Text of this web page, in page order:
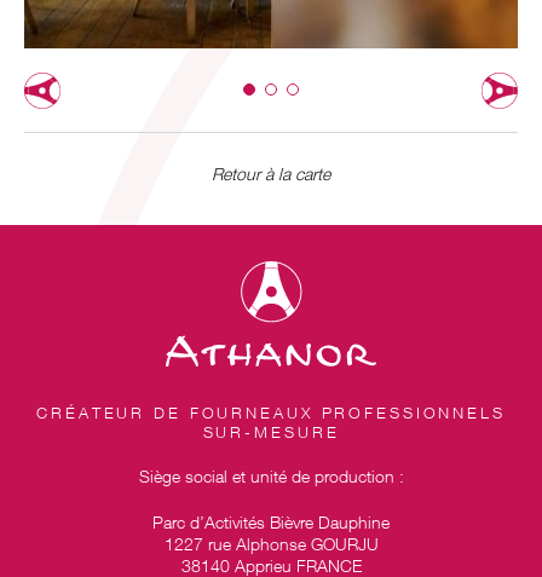
Retour à la carte
CRÉATEUR DE FOURNEAUX PROFESSIONNELS
SUR-MESURE
Siège social et unité de production :
Parc d’Activités Bièvre Dauphine
1227 rue Alphonse GOURJU
38140 Apprieu FRANCE